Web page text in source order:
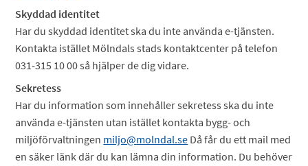
Skyddad identitet
Har du skyddad identitet ska du inte använda e-tjänsten.
Kontakta istället Mölndals stads kontaktcenter på telefon
031-315 10 00 så hjälper de dig vidare.
Sekretess
Har du information som innehåller sekretess ska du inte
använda e-tjänsten utan istället kontakta bygg- och
miljöförvaltningen miljo@molndal.se Då får du ett mail med
en säker länk där du kan lämna din information. Du behöver